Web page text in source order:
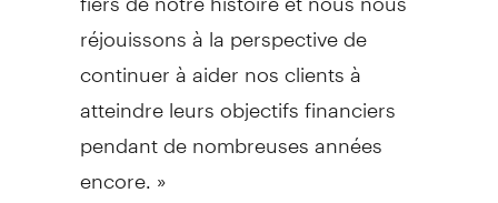
réjouissons à la perspective de
continuer à aider nos clients à
atteindre leurs objectifs financiers
pendant de nombreuses années
encore. »